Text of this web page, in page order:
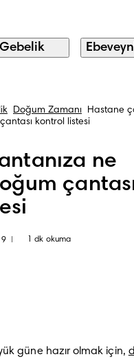
Gebelik
Doğum Zamanı
Hastane
kontrol listesi
ne
1 dk okuma
güne hazır olmak için,